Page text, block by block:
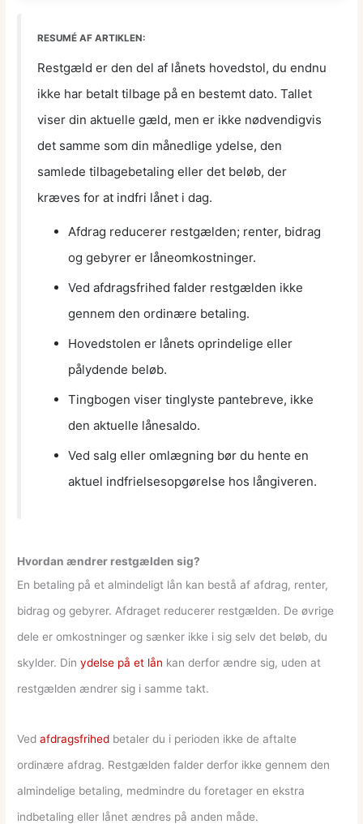
RESUMÉ AF ARTIKLEN:
Restgæld er den del af lånets hovedstol, du endnu
ikke har betalt tilbage på en bestemt dato. Tallet
viser din aktuelle gæld, men er ikke nødvendigvis
det samme som din månedlige ydelse, den
samlede tilbagebetaling eller det beløb, der
kræves for at indfri lånet i dag.
Afdrag reducerer restgælden; renter, bidrag
og gebyrer er låneomkostninger.
Ved afdragsfrihed falder restgælden ikke
gennem den ordinære betaling.
Hovedstolen er lånets oprindelige eller
pålydende beløb.
Tingbogen viser tinglyste pantebreve, ikke
den aktuelle lånesaldo.
Ved salg eller omlægning bør du hente en
aktuel indfrielsesopgørelse hos långiveren.
Hvordan ændrer restgælden sig?
En betaling på et almindeligt lån kan bestå af afdrag, renter,
bidrag og gebyrer. Afdraget reducerer restgælden. De øvrige
dele er omkostninger og sænker ikke i sig selv det beløb, du
skylder. Dinydelse på et lån kan derfor ændre sig, uden at
restgælden ændrer sig i samme takt.
Vedafdragsfrihed betaler du i perioden ikke de aftalte
ordinære afdrag. Restgælden falder derfor ikke gennem den
almindelige betaling, medmindre du foretager en ekstra
indbetaling eller lånet ændres på anden måde.